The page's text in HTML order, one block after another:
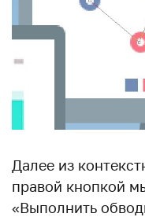
Далее из
правой кнопкой
«Выполнить